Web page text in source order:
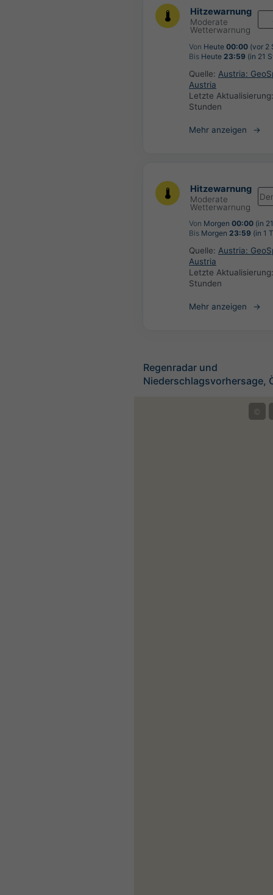
Hitzewarnung
Moderate
Wetterwarnung
Von Heute 00:00 (vor 2
Bis Heute 23:59 (in 21
Quelle: Austria:
Austria
Letzte
Stunden
Mehr anzeigen
Hitzewarnung
Moderate
Wetterwarnung
Von Morgen 00:00 (in
Bis Morgen 23:59 (in 1
Quelle: Austria:
Austria
Letzte
Stunden
Mehr anzeigen
Regenradar und
Niederschlagsvorhersage,
©